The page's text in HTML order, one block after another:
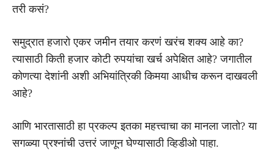
तरी कसं?
समुद्रात हजारो एकर जमीन तयार करणं खरंच शक्य आहे का?
त्यासाठी किती हजार कोटी रुपयांचा खर्च अपेक्षित आहे? जगातील
कोणत्या देशांनी अशी अभियांत्रिकी किमया आधीच करून दाखवली
आहे?
आणि भारतासाठी हा प्रकल्प इतका महत्त्वाचा का मानला जातो? या
सगळ्या प्रश्नांची उत्तरं जाणून घेण्यासाठी व्हिडीओ पाहा.